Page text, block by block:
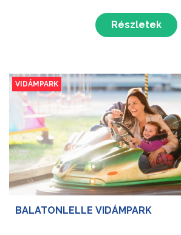
Részletek
VIDÁMPARK
BALATONLELLE VIDÁMPARK